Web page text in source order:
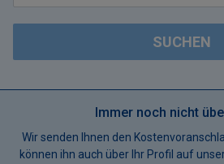
SUCHEN
Immer noch nicht
Wir senden Ihnen den
können ihn auch über Ihr Profil auf